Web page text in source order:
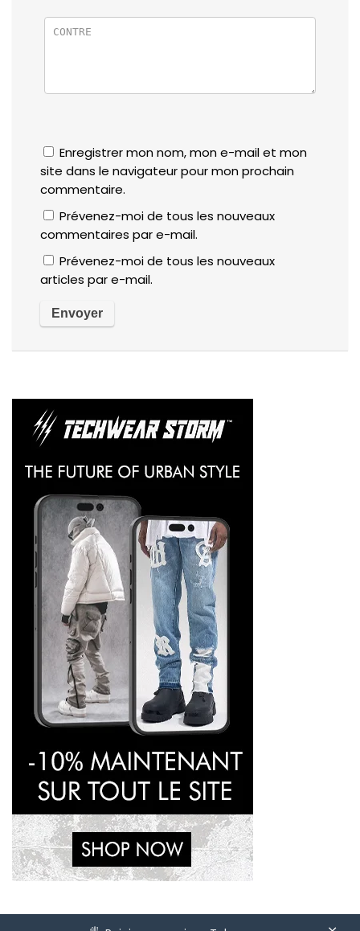
Enregistrer mon nom, mon e-mail et mon
site dans le navigateur pour mon prochain
commentaire.
Prévenez-moi de tous les nouveaux
commentaires par e-mail.
Prévenez-moi de tous les nouveaux
articles par e-mail.